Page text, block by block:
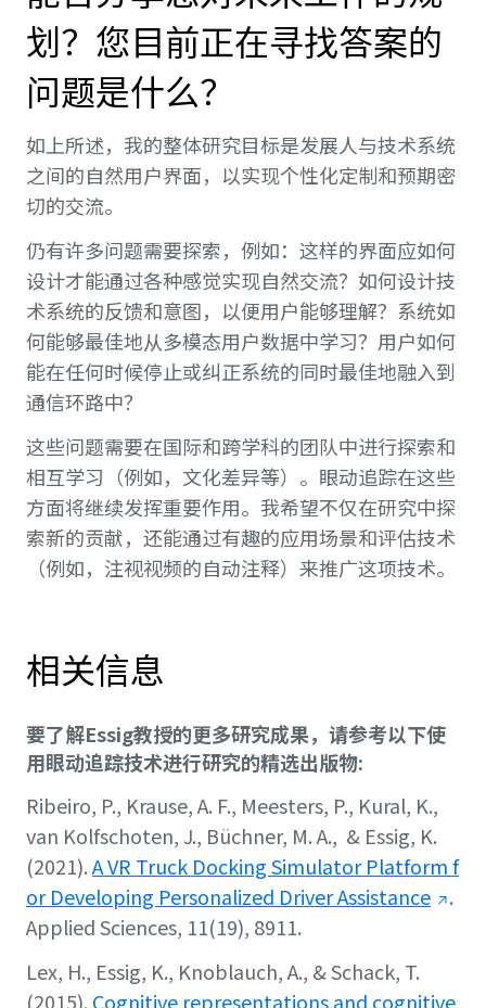
划？您目前正在寻找答案的
问题是什么？
如上所述，我的整体研究目标是发展人与技术系统
之间的自然用户界面，以实现个性化定制和预期密
切的交流。
仍有许多问题需要探索，例如：这样的界面应如何
设计才能通过各种感觉实现自然交流？如何设计技
术系统的反馈和意图，以便用户能够理解？系统如
何能够最佳地从多模态用户数据中学习？用户如何
能在任何时候停止或纠正系统的同时最佳地融入到
通信环路中？
这些问题需要在国际和跨学科的团队中进行探索和
相互学习（例如，文化差异等）。眼动追踪在这些
方面将继续发挥重要作用。我希望不仅在研究中探
索新的贡献，还能通过有趣的应用场景和评估技术
（例如，注视视频的自动注释）来推广这项技术。
相关信息
要了解Essig教授的更多研究成果，请参考以下使
用眼动追踪技术进行研究的精选出版物:
Ribeiro, P., Krause, A. F., Meesters, P., Kural, K.,
van Kolfschoten, J., Büchner, M. A., & Essig, K.
(2021).A VR Truck Docking Simulator Platform f
or Developing Personalized Driver Assistance
.
Applied Sciences, 11(19), 8911.
Lex, H., Essig, K., Knoblauch, A., & Schack, T.
(2015). Cognitive representations and cognitive